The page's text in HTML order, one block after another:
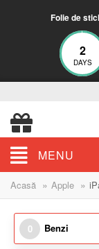
Folie de
2
DAYS
MENU
Acasă » Apple »
0 Benzi